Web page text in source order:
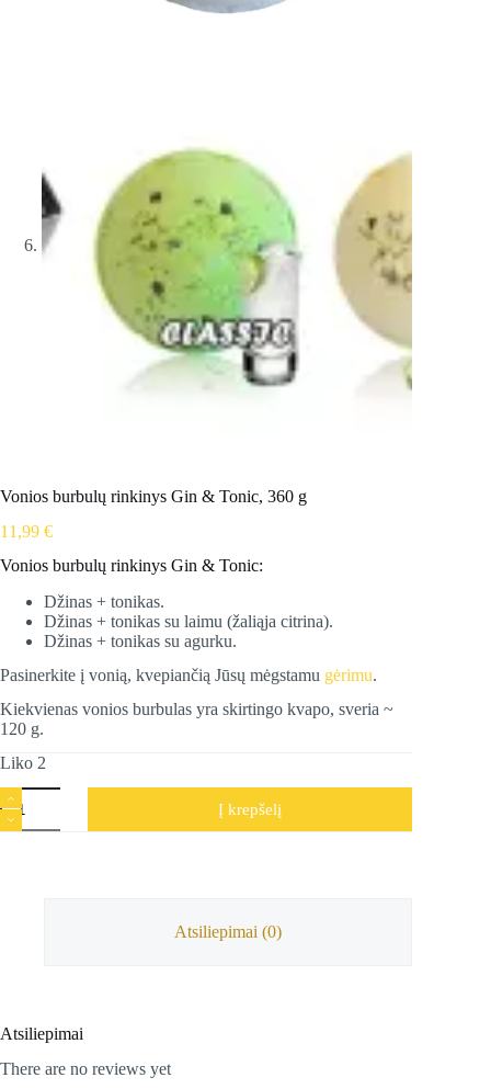
Vonios burbulų rinkinys Gin & Tonic, 360 g
11,99 €
Vonios burbulų rinkinys Gin & Tonic:
Džinas + tonikas.
Džinas + tonikas su laimu (žaliąja citrina).
Džinas + tonikas su agurku.
Pasinerkite į vonią, kvepiančią Jūsų mėgstamu gėrimu.
Kiekvienas vonios burbulas yra skirtingo kvapo, sveria ~
120 g.
Liko 2
produkto
kiekis:
Vonios
Į krepšelį
Atsiliepimai (0)
Atsiliepimai
There are no reviews yet